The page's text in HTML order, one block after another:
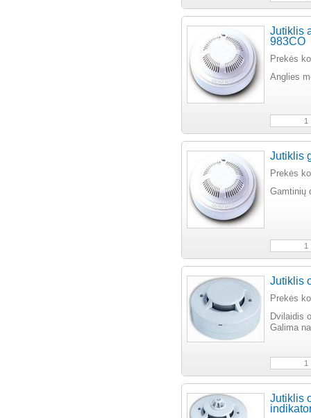
Jutiklis
983CO
Prekės
Anglies
Jutiklis
Prekės
Gamtinių
Jutiklis
Prekės
Dvilaidis
Galima
Jutiklis